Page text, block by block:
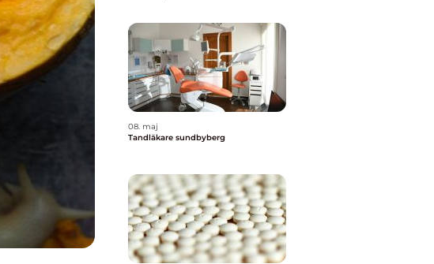
08. maj
Tandläkare sundbyberg